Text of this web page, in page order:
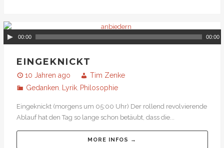
00:00 00:00
EINGEKNICKT
10 Jahren ago
Tim Zenke
Gedanken Lyrik, Philosophie
Eingeknickt (morgens um 05:00 Uhr) Der rollend revolvierende
Ablauf hat den Tag so lange schon betäubt, dass die...
MORE INFOS →